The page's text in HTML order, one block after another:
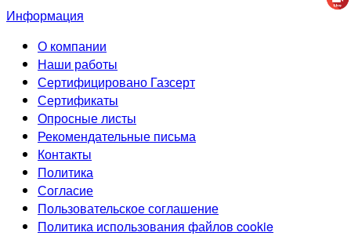
Информация
О компании
Наши работы
Сертифицировано Газсерт
Сертификаты
Опросные листы
Рекомендательные письма
Контакты
Политика
Согласие
Пользовательское соглашение
Политика использования файлов cookie